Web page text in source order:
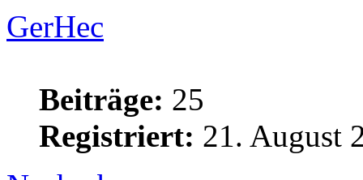
GerHec
Beiträge: 25
Registriert: 21. August